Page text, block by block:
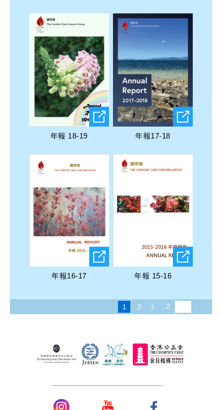
年報 18-19 年報17-18
年報16-17 年報 15-16
1 2 ..2